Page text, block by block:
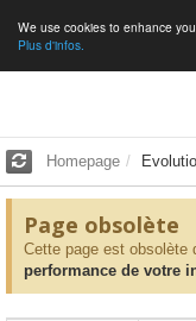
We use cookies to enhance
Plus d'infos.
Homepage
Page obsolète
Cette page est obsolète
performance de votre